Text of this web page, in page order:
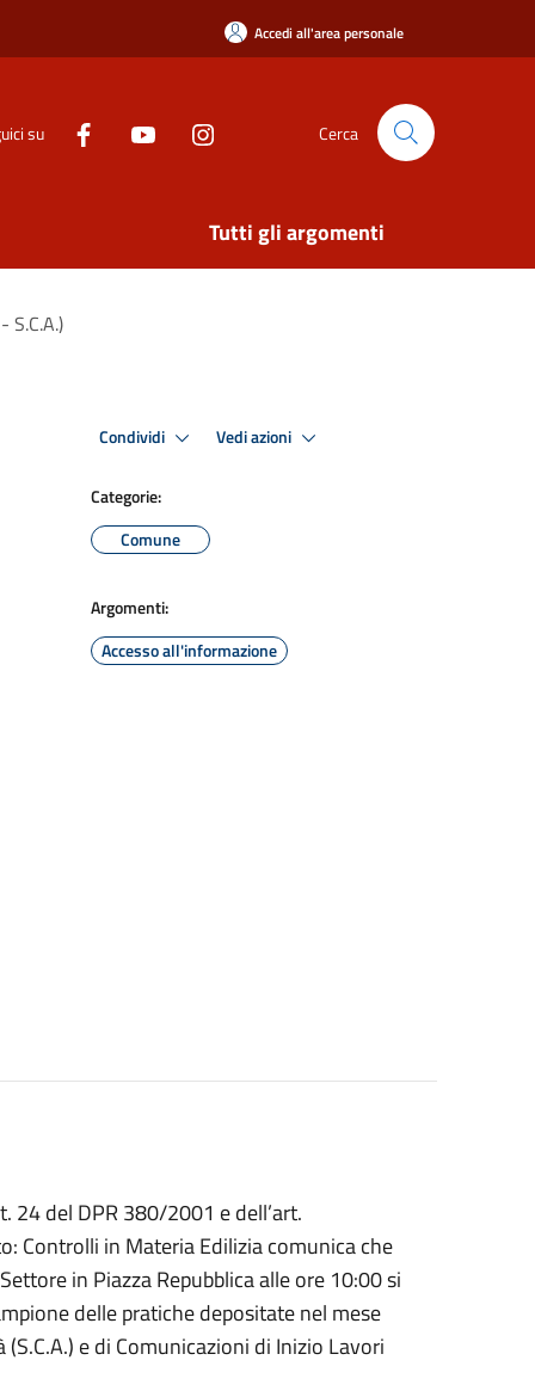
Accedi all'area personale
su Cerca
Tutti gli argomenti
Condividi Vedi azioni
Categorie:
Comune
Argomenti:
Accesso all'informazione
24 del DPR 380/2001 e dell’art.
Controlli in Materia Ediliziacomunicache
in Piazza Repubblica alle ore 10:00 si
delle pratiche depositatenel mese
(S.C.A.) e di Comunicazioni di Inizio Lavori